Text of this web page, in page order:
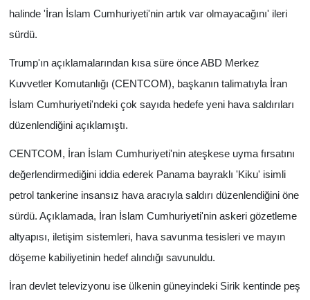
halinde 'İran İslam Cumhuriyeti'nin artık var olmayacağını' ileri
sürdü.
Trump'ın açıklamalarından kısa süre önce ABD Merkez
Kuvvetler Komutanlığı (CENTCOM), başkanın talimatıyla İran
İslam Cumhuriyeti'ndeki çok sayıda hedefe yeni hava saldırıları
düzenlendiğini açıklamıştı.
CENTCOM, İran İslam Cumhuriyeti'nin ateşkese uyma fırsatını
değerlendirmediğini iddia ederek Panama bayraklı 'Kiku' isimli
petrol tankerine insansız hava aracıyla saldırı düzenlendiğini öne
sürdü. Açıklamada, İran İslam Cumhuriyeti'nin askeri gözetleme
altyapısı, iletişim sistemleri, hava savunma tesisleri ve mayın
döşeme kabiliyetinin hedef alındığı savunuldu.
İran devlet televizyonu ise ülkenin güneyindeki Sirik kentinde peş